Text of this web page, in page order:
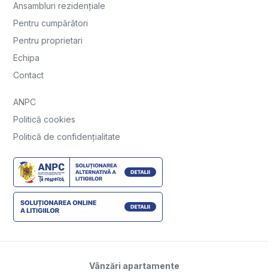
Ansambluri rezidențiale
Pentru cumpărători
Pentru proprietari
Echipa
Contact
ANPC
Politică cookies
Politică de confidențialitate
Vânzări apartamente